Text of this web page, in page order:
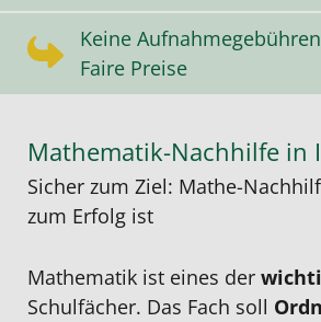
Keine Aufnahmegebühren
Faire Preise
Mathematik-Nachhilfe in
Sicher zum Ziel: Mathe-
zum Erfolg ist
Mathematik ist eines der
Schulfächer. Das Fach soll